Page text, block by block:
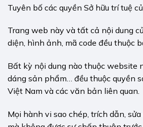
Tuyên bố các quyền Sở hữu trí tuệ
Trang web này và tất cả nội dung
diện, hình ảnh, mã code đều thuộc
Bất kỳ nội dung nào thuộc website
dáng sản phẩm… đều thuộc quyền
Việt Nam và các văn bản liên quan.
Mọi hành vi sao chép, trích dẫn,